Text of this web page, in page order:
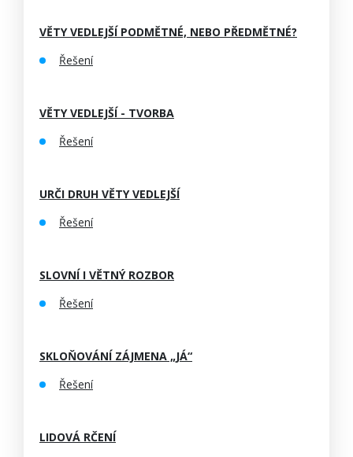
VĚTY VEDLEJŠÍ PODMĚTNÉ, NEBO PŘEDMĚTNÉ?
Řešení
VĚTY VEDLEJŠÍ - TVORBA
Řešení
URČI DRUH VĚTY VEDLEJŠÍ
Řešení
SLOVNÍ I VĚTNÝ ROZBOR
Řešení
SKLOŇOVÁNÍ ZÁJMENA „JÁ“
Řešení
LIDOVÁ RČENÍ